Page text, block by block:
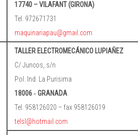
17740 – VILAFANT (GIRONA)
Tel. 972671731
maquinariapau@gmail.com
TALLER ELECTROMECÁNICO LUPIAÑEZ
C/ Juncos, s/n
Pol. Ind. La Purisima
18006 ‐ GRANADA
Tel. 958126020 – fax 958126019
telsl@hotmail.com